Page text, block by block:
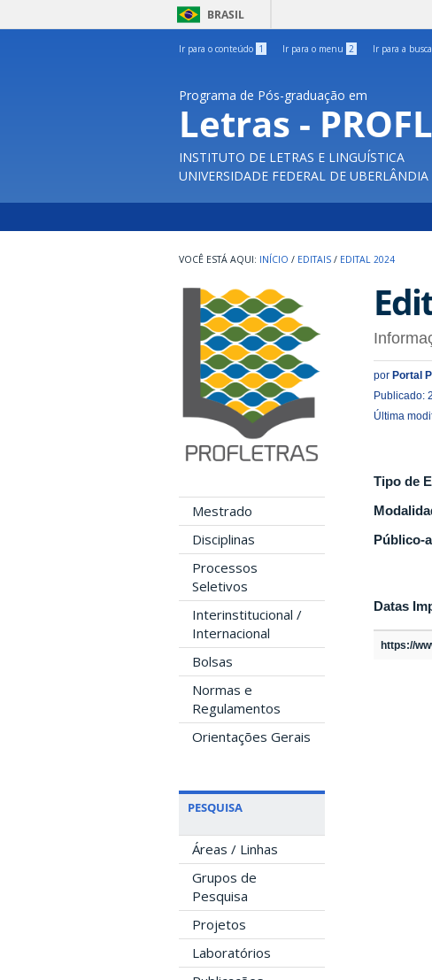
BRASIL
Ir para o conteúdo 1 Ir para o menu 2 Ir para a busca
Programa de Pós-graduação em
Letras -
INSTITUTO DE LETRAS E LINGUÍSTICA
UNIVERSIDADE FEDERAL DE UBERLÂNDIA
INÍCIO / EDITAIS / EDITAL 2024
Mestrado
Disciplinas
Processos
Seletivos
Interinstitucional /
Internacional
Bolsas
Normas e
Regulamentos
Orientações Gerais
PESQUISA
Áreas / Linhas
Grupos de
Pesquisa
Projetos
Laboratórios
por Portal
Publicado:
Última
Tipo de
Público-
Datas
https://